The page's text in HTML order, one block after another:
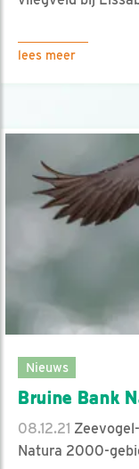
lees meer
Nieuws
Bruine Bank
08.12.21
Natura 2000-